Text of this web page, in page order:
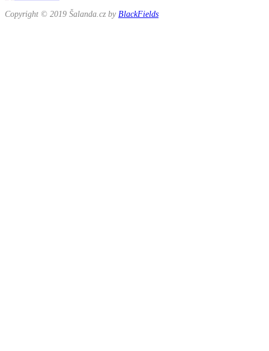
Copyright © 2019 Šalanda.cz by BlackFields